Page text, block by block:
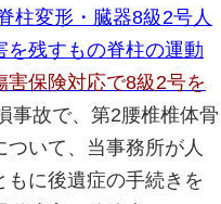
柱変形・臓器8級2号 人
を残すもの脊柱の運動
害保険対応で8級2号を
事故で、第2腰椎椎体骨
いて、当事務所が人
に後遺症の手続きを